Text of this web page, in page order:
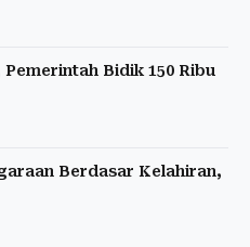
Bidik 150 Ribu
Berdasar Kelahiran,